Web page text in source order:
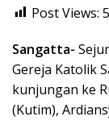
Post Views:
Sangatta-
Gereja Katolik
kunjungan ke
(Kutim),